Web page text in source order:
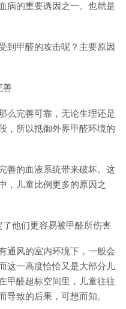
病的重要诱因之一。也就是
到甲醛的攻击呢？主要原因
善
么完善可靠，无论生理还是
，所以抵御外界甲醛环境的
善的血液系统带来破坏。这
，儿童比例更多的原因之
他们更容易被甲醛所伤害
通风的室内环境下，一般会
这一高度恰恰又是大部分儿
甲醛超标空间里，儿童往往
导致的后果，可想而知。